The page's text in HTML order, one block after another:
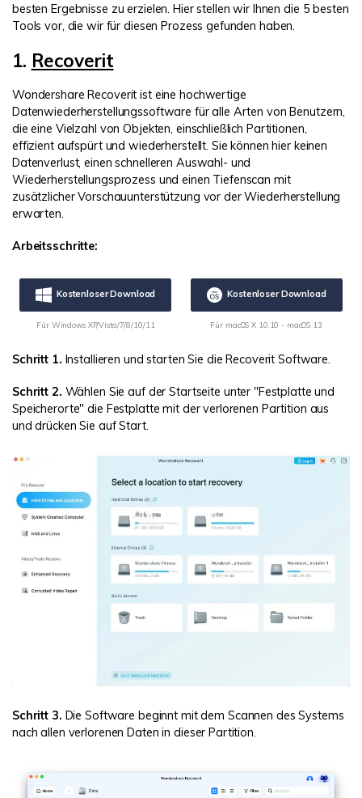
besten Ergebnisse zu erzielen. Hier stellen wir Ihnen die 5 besten
Tools vor, die wir für diesen Prozess gefunden haben.
1. Recoverit
Wondershare Recoverit ist eine hochwertige
Datenwiederherstellungssoftware für alle Arten von Benutzern,
die eine Vielzahl von Objekten, einschließlich Partitionen,
effizient aufspürt und wiederherstellt. Sie können hier keinen
Datenverlust, einen schnelleren Auswahl- und
Wiederherstellungsprozess und einen Tiefenscan mit
zusätzlicher Vorschauunterstützung vor der Wiederherstellung
erwarten.
Arbeitsschritte:
Kostenloser Download
Für Windows XP/Vista/7/8/10/11
Kostenloser Download
Für macOS X 10.10 - macOS 13
Schritt 1. Installieren und starten Sie die Recoverit Software.
Schritt 2. Wählen Sie auf der Startseite unter "Festplatte und
Speicherorte" die Festplatte mit der verlorenen Partition aus
und drücken Sie auf Start.
Schritt 3. Die Software beginnt mit dem Scannen des Systems
nach allen verlorenen Daten in dieser Partition.